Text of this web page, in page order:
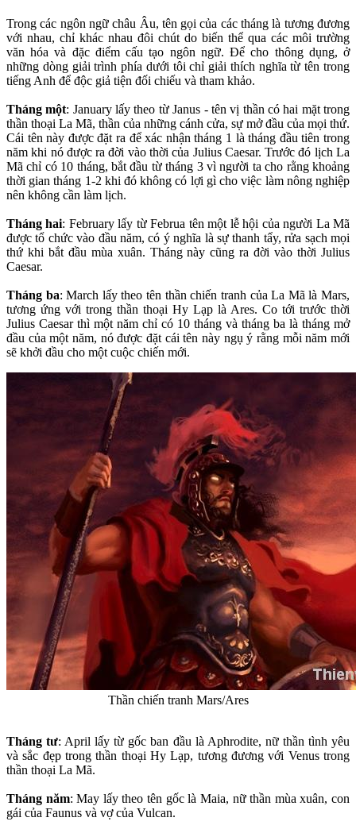
Trong các ngôn ngữ châu Âu, tên gọi của các tháng là tương đương
với nhau, chỉ khác nhau đôi chút do biến thể qua các môi trường
văn hóa và đặc điểm cấu tạo ngôn ngữ. Để cho thông dụng, ở
những dòng giải trình phía dưới tôi chỉ giải thích nghĩa từ tên trong
tiếng Anh để độc giả tiện đối chiếu và tham khảo.
Tháng một: January lấy theo từ Janus - tên vị thần có hai mặt trong
thần thoại La Mã, thần của những cánh cửa, sự mở đầu của mọi thứ.
Cái tên này được đặt ra để xác nhận tháng 1 là tháng đầu tiên trong
năm khi nó được ra đời vào thời của Julius Caesar. Trước đó lịch La
Mã chỉ có 10 tháng, bắt đầu từ tháng 3 vì người ta cho rằng khoảng
thời gian tháng 1-2 khi đó không có lợi gì cho việc làm nông nghiệp
nên không cần làm lịch.
Tháng hai: February lấy từ Februa tên một lễ hội của người La Mã
được tổ chức vào đầu năm, có ý nghĩa là sự thanh tẩy, rửa sạch mọi
thứ khi bắt đầu mùa xuân. Tháng này cũng ra đời vào thời Julius
Caesar.
Tháng ba: March lấy theo tên thần chiến tranh của La Mã là Mars,
tương ứng với trong thần thoại Hy Lạp là Ares. Co tới trước thời
Julius Caesar thì một năm chỉ có 10 tháng và tháng ba là tháng mở
đầu của một năm, nó được đặt cái tên này ngụ ý rằng mỗi năm mới
sẽ khởi đầu cho một cuộc chiến mới.
Thần chiến tranh Mars/Ares
Tháng tư: April lấy từ gốc ban đầu là Aphrodite, nữ thần tình yêu
và sắc đẹp trong thần thoại Hy Lạp, tương đương với Venus trong
thần thoại La Mã.
Tháng năm: May lấy theo tên gốc là Maia, nữ thần mùa xuân, con
gái của Faunus và vợ của Vulcan.